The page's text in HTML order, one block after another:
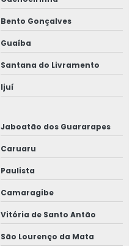
Bento Gonçalves
Guaíba
Santana do Livramento
Ijuí
Jaboatão dos Guararapes
Caruaru
Paulista
Camaragibe
Vitória de Santo Antão
São Lourenço da Mata